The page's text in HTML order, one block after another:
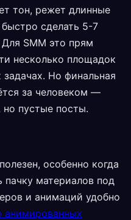
тон, режет длинные
сделать 5-7
SMM это прям
несколько площадок
Но финальная
за человеком —
но пустые посты.
особенно когда
пачку материалов под
и анимаций удобно
анимированных